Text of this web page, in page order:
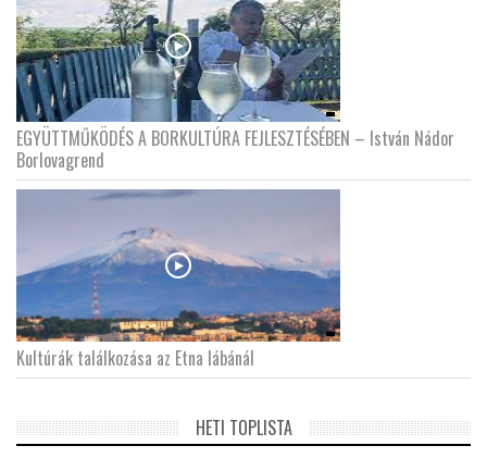
EGYÜTTMŰKÖDÉS A BORKULTÚRA FEJLESZTÉSÉBEN – István Nádor
Borlovagrend
Kultúrák találkozása az Etna lábánál
HETI TOPLISTA